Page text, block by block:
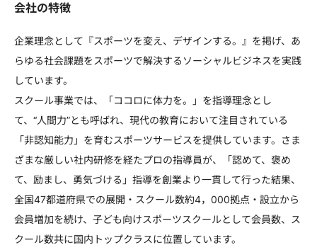
会社の特徴
企業理念として『スポーツを変え、デザインする。』を掲げ、あ
らゆる社会課題をスポーツで解決するソーシャルビジネスを実践
しています。
スクール事業では、「ココロに体力を。」を指導理念とし
て、“人間力”とも呼ばれ、現代の教育において注目されている
「非認知能力」を育むスポーツサービスを提供しています。さま
ざまな厳しい社内研修を経たプロの指導員が、「認めて、褒め
て、励まし、勇気づける」指導を創業より一貫して行った結果、
全国47都道府県での展開・スクール数約4，000拠点・設立から
会員増加を続け、子ども向けスポーツスクールとして会員数、ス
クール数共に国内トップクラスに位置しています。